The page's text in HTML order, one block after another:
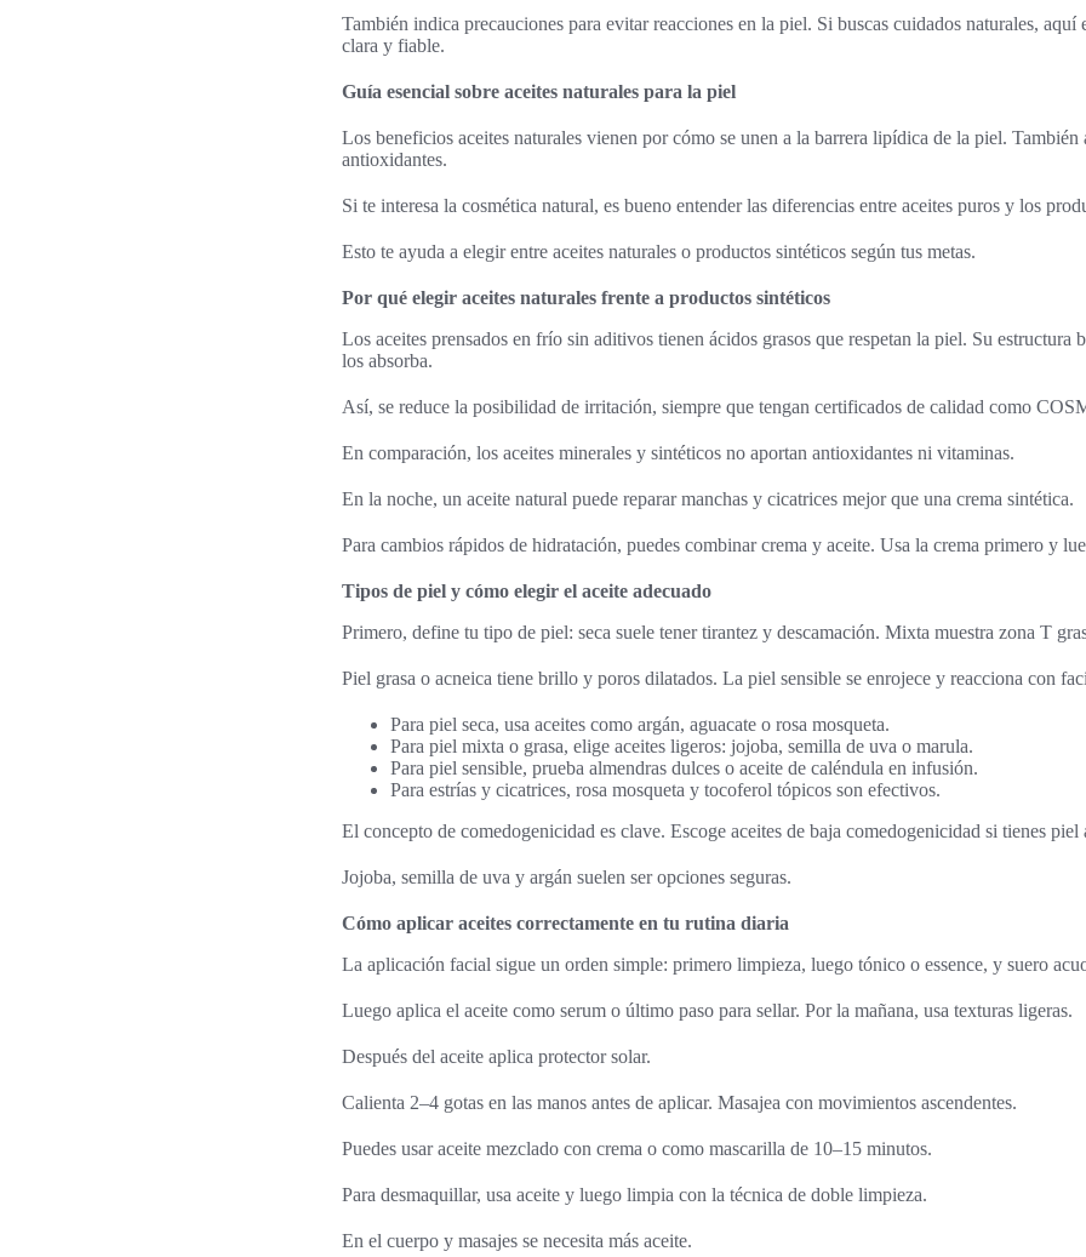
También indica precauciones para evitar reacciones en la piel. Si buscas cuidados naturales, aquí
clara y fiable.
Guía esencial sobre aceites naturales para la piel
Los beneficios aceites naturales vienen por cómo se unen a la barrera lipídica de la piel. También
antioxidantes.
Si te interesa la cosmética natural, es bueno entender las diferencias entre aceites puros y los
Esto te ayuda a elegir entre aceites naturales o productos sintéticos según tus metas.
Por qué elegir aceites naturales frente a productos sintéticos
Los aceites prensados en frío sin aditivos tienen ácidos grasos que respetan la piel. Su estructura
los absorba.
Así, se reduce la posibilidad de irritación, siempre que tengan certificados de calidad como
En comparación, los aceites minerales y sintéticos no aportan antioxidantes ni vitaminas.
En la noche, un aceite natural puede reparar manchas y cicatrices mejor que una crema sintética.
Para cambios rápidos de hidratación, puedes combinar crema y aceite. Usa la crema primero y
Tipos de piel y cómo elegir el aceite adecuado
Primero, define tu tipo de piel: seca suele tener tirantez y descamación. Mixta muestra zona T
Piel grasa o acneica tiene brillo y poros dilatados. La piel sensible se enrojece y reacciona con
Para piel seca, usa aceites como argán, aguacate o rosa mosqueta.
Para piel mixta o grasa, elige aceites ligeros: jojoba, semilla de uva o marula.
Para piel sensible, prueba almendras dulces o aceite de caléndula en infusión.
Para estrías y cicatrices, rosa mosqueta y tocoferol tópicos son efectivos.
El concepto de comedogenicidad es clave. Escoge aceites de baja comedogenicidad si tienes piel
Jojoba, semilla de uva y argán suelen ser opciones seguras.
Cómo aplicar aceites correctamente en tu rutina diaria
La aplicación facial sigue un orden simple: primero limpieza, luego tónico o essence, y suero
Luego aplica el aceite como serum o último paso para sellar. Por la mañana, usa texturas ligeras.
Después del aceite aplica protector solar.
Calienta 2–4 gotas en las manos antes de aplicar. Masajea con movimientos ascendentes.
Puedes usar aceite mezclado con crema o como mascarilla de 10–15 minutos.
Para desmaquillar, usa aceite y luego limpia con la técnica de doble limpieza.
En el cuerpo y masajes se necesita más aceite.